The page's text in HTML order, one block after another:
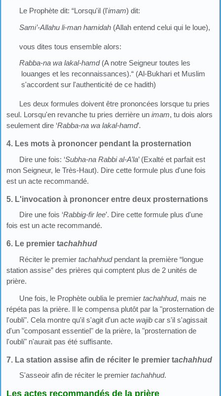
Le Prophète dit: “Lorsqu'il (l'imam) dit:
Sami’-Allahu li-man hamidah (Allah entend celui qui le loue),
vous dites tous ensemble alors:
Rabba-na wa lakal-hamd(A notre Seigneur toutes les
louanges et les reconnaissances).“ (Al-Bukhari et Muslim
s'accordent sur l'authenticité de ce hadith)
Les deux formules doivent être prononcées lorsque tu pries
seul. Lorsqu'en revanche tu pries derrière un imam, tu dois alors
seulement dire ‘Rabba-na wa lakal-hamd’.
4. Les mots à prononcer pendant la prosternation
Dire une fois: ‘Subha-na Rabbi al-A’la’ (Exalté et parfait est
mon Seigneur, le Très-Haut). Dire cette formule plus d'une fois
est un acte recommandé.
5. L'invocation à prononcer entre deux prosternations
Dire une fois ‘Rabbig-fir lee’. Dire cette formule plus d'une
fois est un acte recommandé.
6. Le premier tachahhud
Réciter le premiertachahhud pendant la première “longue
station assise” des prières qui comptent plus de 2 unités de
prière.
Une fois, le Prophète oublia le premiertachahhud, mais ne
répéta pas la prière. Il le compensa plutôt par la "prosternation de
l'oubli". Cela montre qu'il s'agit d'un acte wajib car s'il s'agissait
d'un "composant essentiel" de la prière, la "prosternation de
l'oubli" n'aurait pas été suffisante.
7. La station assise afin de réciter le premier tachahhud
S'asseoir afin de réciter le premiertachahhud.
Les actes recommandés de la prière